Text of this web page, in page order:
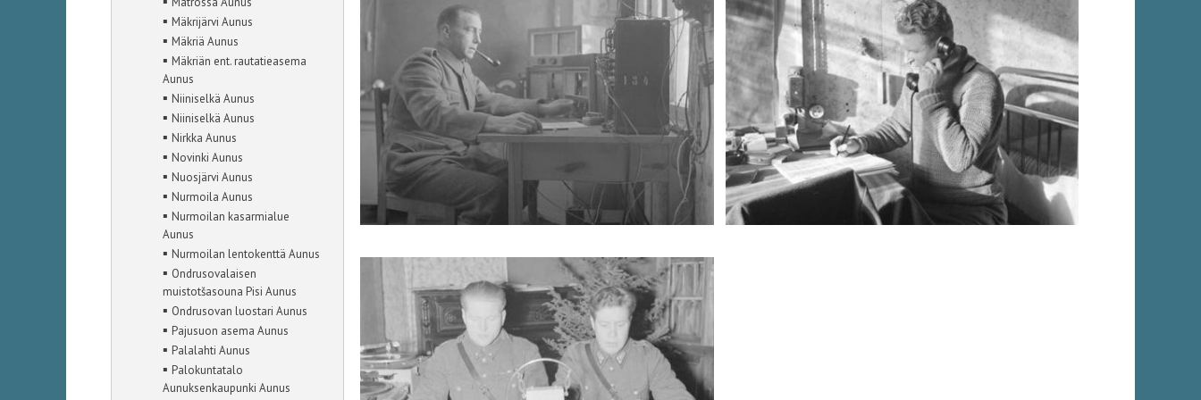
▪ Mäkrijärvi Aunus
▪ Mäkriä Aunus
▪ Mäkriän ent. rautatieasema
Aunus
▪ Niiniselkä Aunus
▪ Niiniselkä Aunus
▪ Nirkka Aunus
▪ Novinki Aunus
▪ Nuosjärvi Aunus
▪ Nurmoila Aunus
▪ Nurmoilan kasarmialue
Aunus
▪ Nurmoilan lentokenttä Aunus
▪ Ondrusovalaisen
muistotšasouna Pisi Aunus
▪ Ondrusovan luostari Aunus
▪ Pajusuon asema Aunus
▪ Palalahti Aunus
▪ Palokuntatalo
Aunuksenkaupunki Aunus